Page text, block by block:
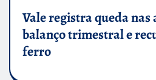
Vale registra queda nas
balanço trimestral e
ferro